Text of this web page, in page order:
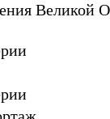
Великой